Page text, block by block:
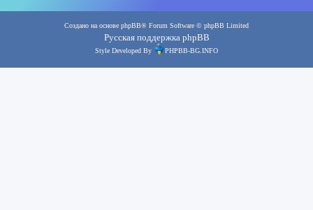
Создано на основе phpBB® Forum Software © phpBB Limited
Русская поддержка phpBB
Style Developed By PHPBB-BG.INFO